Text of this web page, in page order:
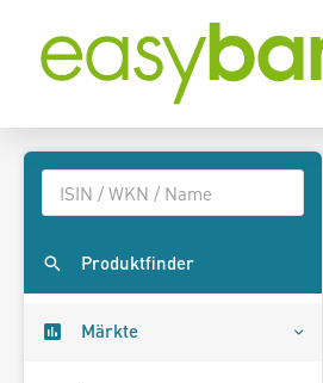
Produktfinder
Märkte